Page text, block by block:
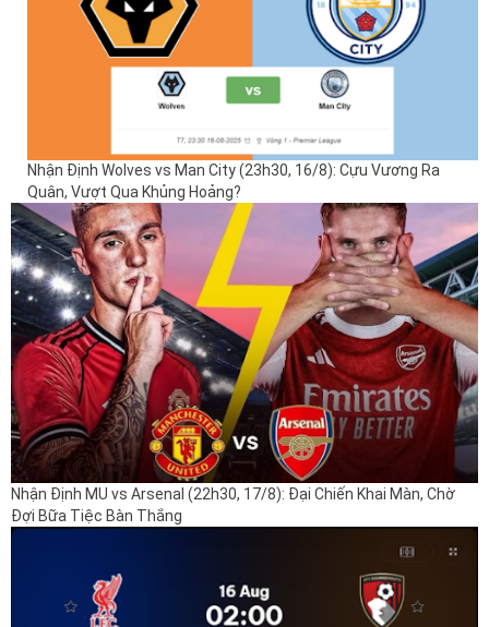
Nhận Định Wolves vs Man City (23h30, 16/8): Cựu Vương Ra
Quân, Vượt Qua Khủng Hoảng?
Nhận Định MU vs Arsenal (22h30, 17/8): Đại Chiến Khai Màn, Chờ
Đợi Bữa Tiệc Bàn Thắng